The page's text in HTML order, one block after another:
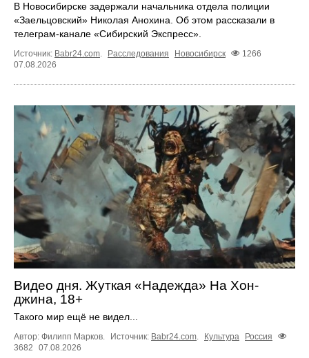
В Новосибирске задержали начальника отдела полиции
«Заельцовский» Николая Анохина. Об этом рассказали в
телеграм-канале «Сибирский Экспресс».
Источник: Babr24.com. Расследования Новосибирск
1266
07.08.2026
Видео дня. Жуткая «Надежда» На Хон-
джина, 18+
Такого мир ещё не видел...
Автор: Филипп Марков. Источник: Babr24.com. Культура
Россия
3682
07.08.2026